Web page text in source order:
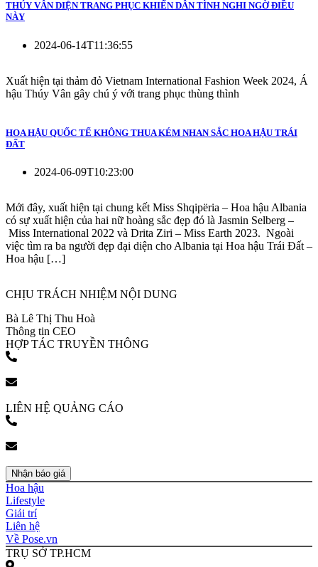
THÚY VÂN DIỆN TRANG PHỤC KHIẾN DÂN TÌNH NGHI NGỜ ĐIỀU
NÀY
2024-06-14T11:36:55
Xuất hiện tại thảm đỏ Vietnam International Fashion Week 2024, Á
hậu Thúy Vân gây chú ý với trang phục thùng thình
HOA HẬU QUỐC TẾ KHÔNG THUA KÉM NHAN SẮC HOA HẬU TRÁI
ĐẤT
2024-06-09T10:23:00
Mới đây, xuất hiện tại chung kết Miss Shqipëria – Hoa hậu Albania
có sự xuất hiện của hai nữ hoàng sắc đẹp đó là Jasmin Selberg –
Miss International 2022 và Drita Ziri – Miss Earth 2023. Ngoài
việc tìm ra ba người đẹp đại diện cho Albania tại Hoa hậu Trái Đất –
Hoa hậu […]
CHỊU TRÁCH NHIỆM NỘI DUNG
Bà Lê Thị Thu Hoà
Thông tin CEO
HỢP TÁC TRUYỀN THÔNG
LIÊN HỆ QUẢNG CÁO
Nhận báo giá
Hoa hậu
Lifestyle
Giải trí
Liên hệ
Về Pose.vn
TRỤ SỞ TP.HCM